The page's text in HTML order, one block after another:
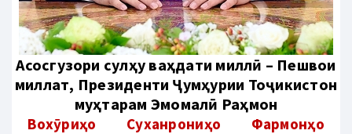
Aсосгузори сулҳу ваҳдати миллӣ – Пешвои
миллат, Президенти Ҷумҳурии Тоҷикистон
муҳтарам Эмомалӣ Раҳмон
Вохӯриҳо Суханрониҳо
Фармонҳо